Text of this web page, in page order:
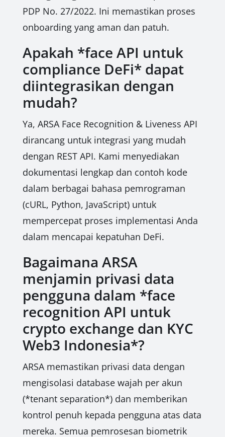
PDP No. 27/2022. Ini memastikan proses
onboarding yang aman dan patuh.
Apakah *face API untuk
compliance DeFi* dapat
diintegrasikan dengan
mudah?
Ya, ARSA Face Recognition & Liveness API
dirancang untuk integrasi yang mudah
dengan REST API. Kami menyediakan
dokumentasi lengkap dan contoh kode
dalam berbagai bahasa pemrograman
(cURL, Python, JavaScript) untuk
mempercepat proses implementasi Anda
dalam mencapai kepatuhan DeFi.
Bagaimana ARSA
menjamin privasi data
pengguna dalam *face
recognition API untuk
crypto exchange dan KYC
Web3 Indonesia*?
ARSA memastikan privasi data dengan
mengisolasi database wajah per akun
(*tenant separation*) dan memberikan
kontrol penuh kepada pengguna atas data
mereka. Semua pemrosesan biometrik